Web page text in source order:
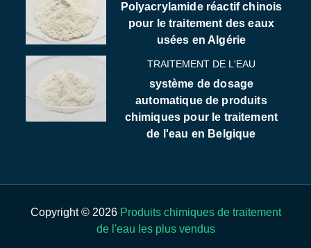
Polyacrylamide réactif chinois
pour le traitement des eaux
usées en Algérie
TRAITEMENT DE L'EAU
système de dosage
automatique de produits
chimiques pour le traitement
de l'eau en Belgique
Copyright © 2026 Produits chimiques de traitement
de l'eau les plus vendus